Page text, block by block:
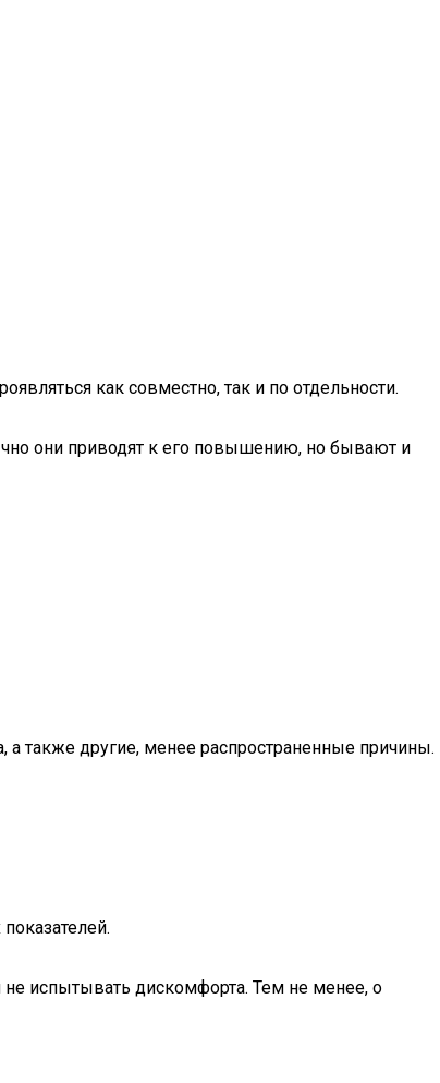
как совместно, так и по отдельности.
они приводят к его повышению, но бывают и
также другие, менее распространенные причины.
не испытывать дискомфорта. Тем не менее, о